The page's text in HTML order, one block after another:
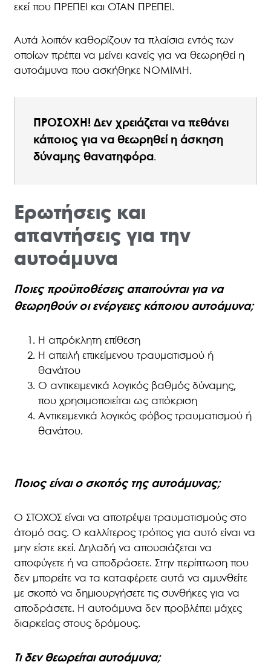
εκεί που ΠΡΕΠΕΙ και ΟΤΑΝ ΠΡΕΠΕΙ.
Αυτά λοιπόν καθορίζουν τα πλαίσια εντός των
οποίων πρέπει να μείνει κανείς για να θεωρηθεί η
αυτοάμυνα που ασκήθηκε ΝΟΜΙΜΗ.
ΠΡΟΣΟΧΗ! Δεν χρειάζεται να πεθάνει
κάποιος για να θεωρηθεί η άσκηση
δύναμης θανατηφόρα.
Ερωτήσεις και
απαντήσεις για την
αυτοάμυνα
Ποιες προϋποθέσεις απαιτούνται για να
θεωρηθούν οι ενέργειες κάποιου αυτοάμυνα;
H απρόκλητη επίθεση
Η απειλή επικείμενου τραυματισμού ή
θανάτου
O αντικειμενικά λογικός βαθμός δύναμης,
που χρησιμοποιείται ως απόκριση
Αντικειμενικά λογικός φόβος τραυματισμού ή
θανάτου.
Ποιος είναι ο σκοπός της αυτοάμυνας;
Ο ΣΤΟΧΟΣ είναι να αποτρέψει τραυματισμούς στο
άτομό σας. Ο καλλίτερος τρόπος για αυτό είναι να
μην είστε εκεί. Δηλαδή να απουσιάζεται να
αποφύγετε ή να αποδράσετε. Στην περίπτωση που
δεν μπορείτε να τα καταφέρετε αυτά να αμυνθείτε
με σκοπό να δημιουργήσετε τις συνθήκες για να
αποδράσετε. Η αυτοάμυνα δεν προβλέπει μάχες
διαρκείας στους δρόμους.
Τι δεν θεωρείται αυτοάμυνα;